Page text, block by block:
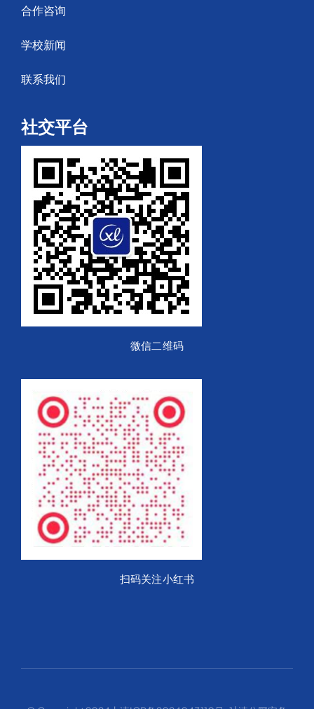
合作咨询
学校新闻
联系我们
社交平台
微信二维码
扫码关注小红书